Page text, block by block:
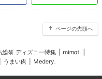
ページの先頭へ
総研 ディズニー特集 mimot.
うまい肉 Medery.